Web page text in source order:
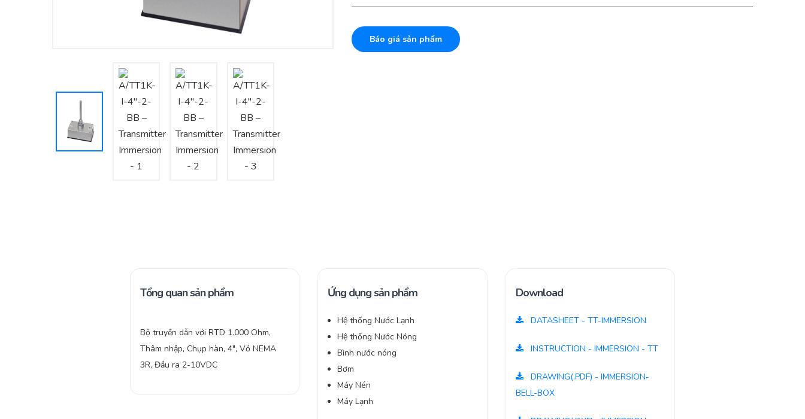
Báo giá sản phẩm
Tổng quan sản phẩm
Bộ truyền dẫn với RTD 1.000 Ohm,
Thâm nhập, Chụp hàn, 4″, Vỏ NEMA
3R, Đầu ra 2-10VDC
Ứng dụng sản phẩm
Hệ thống Nước Lạnh
Hệ thống Nước Nóng
Bình nước nóng
Bơm
Máy Nén
Máy Lạnh
Download
DATASHEET - TT-IMMERSION
INSTRUCTION - IMMERSION - TT
DRAWING(.PDF) - IMMERSION-
BELL-BOX